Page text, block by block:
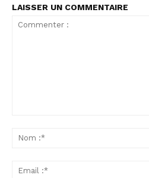
LAISSER UN COMMENTAIRE